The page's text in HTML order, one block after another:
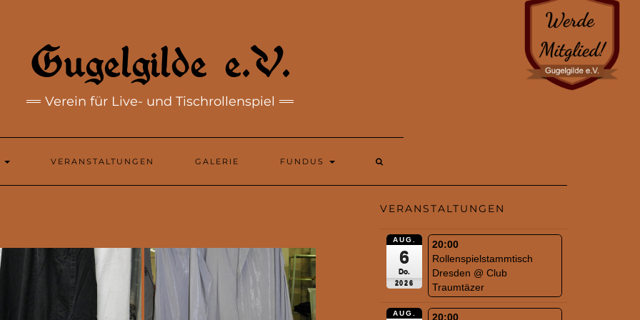
Gugelgilde e.V.
Verein für Live- und Tischrollenspiel
VERANSTALTUNGEN GALERIE FUNDUS
VERANSTALTUNGEN
AUG.
6
Do.
2026
20:00
Rollenspielstammtisch
Dresden @ Club
Traumtäzer
AUG.
20:00